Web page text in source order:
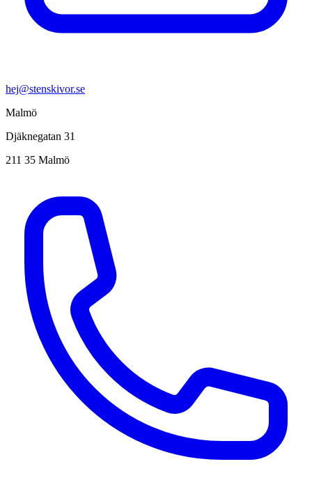
hej@stenskivor.se
Malmö
Djäknegatan 31
211 35 Malmö